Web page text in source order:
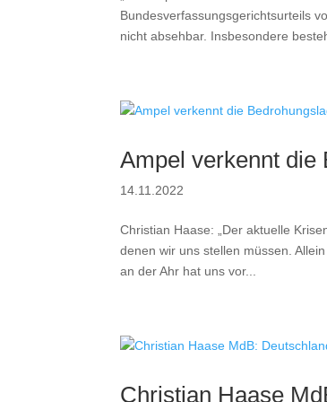
Bundesverfassungsgerichtsurteils
nicht absehbar. Insbesondere
Ampel verkennt die
14.11.2022
Christian Haase: „Der aktuelle
denen wir uns stellen müssen.
an der Ahr hat uns vor...
Christian Haase